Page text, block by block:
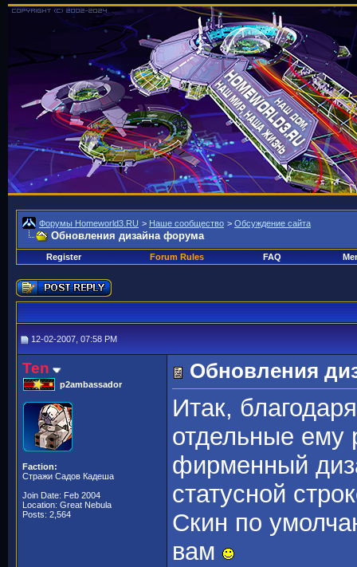
Форумы Homeworld3.RU > Наше сообщество > Обсуждение сайта
Обновления дизайна форума
Register Forum Rules FAQ
12-02-2007, 07:58 PM
Ten
p2ambassador
Faction:
Стражи Садов Кадеша
Join Date: Feb 2004
Location: Great Nebula
Posts: 2,564
Обновления
Итак,
отдельные ему
фирменный
статусной
Скин по
вам